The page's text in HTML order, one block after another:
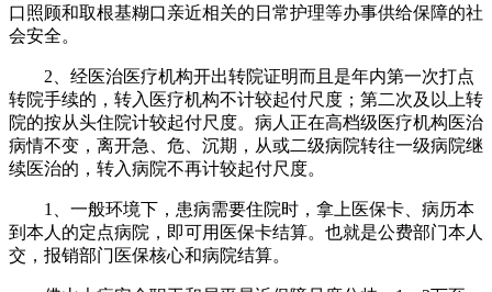
口照顾和取根基糊口亲近相关的日常护理等办事供给保障的社
会安全。
2、经医治医疗机构开出转院证明而且是年内第一次打点
转院手续的，转入医疗机构不计较起付尺度；第二次及以上转
院的按从头住院计较起付尺度。病人正在高档级医疗机构医治
病情不变，离开急、危、沉期，从或二级病院转往一级病院继
续医治的，转入病院不再计较起付尺度。
1、一般环境下，患病需要住院时，拿上医保卡、病历本
到本人的定点病院，即可用医保卡结算。也就是公费部门本人
交，报销部门医保核心和病院结算。